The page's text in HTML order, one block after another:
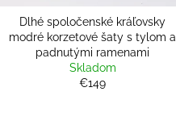
Dlhé spoločenské kráľovsky
modré korzetové šaty s tylom a
padnutými ramenami
Skladom
€149